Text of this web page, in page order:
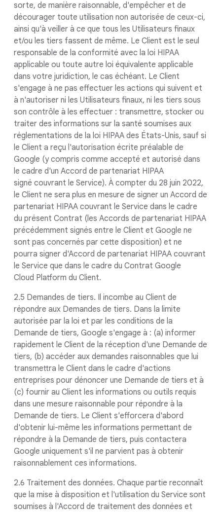
sorte, de manière raisonnable, d'empêcher et de
décourager toute utilisation non autorisée de ceux-ci,
ainsi qu'à veiller à ce que tous les Utilisateurs finaux
et/ou les tiers fassent de même. Le Client est le seul
responsable de la conformité avec la loi HIPAA
applicable ou toute autre loi équivalente applicable
dans votre juridiction, le cas échéant. Le Client
s'engage à ne pas effectuer les actions qui suivent et
à n'autoriser ni les Utilisateurs finaux, ni les tiers sous
son contrôle à les effectuer : transmettre, stocker ou
traiter des informations sur la santé soumises aux
réglementations de la loi HIPAA des États-Unis, sauf si
le Client a reçu l'autorisation écrite préalable de
Google (y compris comme accepté et autorisé dans
le cadre d'un Accord de partenariat HIPAA
signé couvrant le Service). À compter du 28 juin 2022,
le Client ne sera plus en mesure de signer un Accord de
partenariat HIPAA couvrant le Service dans le cadre
du présent Contrat (les Accords de partenariat HIPAA
précédemment signés entre le Client et Google ne
sont pas concernés par cette disposition) et ne
pourra signer d'Accord de partenariat HIPAA couvrant
le Service que dans le cadre du Contrat Google
Cloud Platform du Client.
2.5 Demandes de tiers. Il incombe au Client de
répondre aux Demandes de tiers. Dans la limite
autorisée par la loi et par les conditions de la
Demande de tiers, Google s'engage à : (a) informer
rapidement le Client de la réception d'une Demande de
tiers, (b) accéder aux demandes raisonnables que lui
transmettra le Client dans le cadre d'actions
entreprises pour dénoncer une Demande de tiers et à
(c) fournir au Client les informations ou outils requis
dans une mesure raisonnable pour répondre à la
Demande de tiers. Le Client s'efforcera d'abord
d'obtenir lui-même les informations permettant de
répondre à la Demande de tiers, puis contactera
Google uniquement s'il ne parvient pas à obtenir
raisonnablement ces informations.
2.6 Traitement des données. Chaque partie reconnaît
que la mise à disposition et l'utilisation du Service sont
soumises à l'Accord de traitement des données et